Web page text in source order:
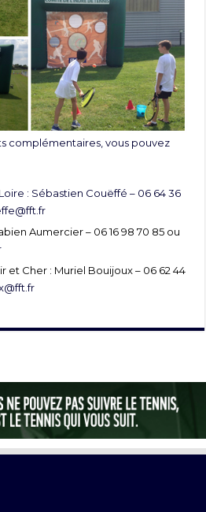
complémentaires, vous pouvez
: Sébastien Couëffé – 06 64 36
Aumercier – 06 16 98 70 85 ou
et Cher : Muriel Bouijoux – 06 62 44